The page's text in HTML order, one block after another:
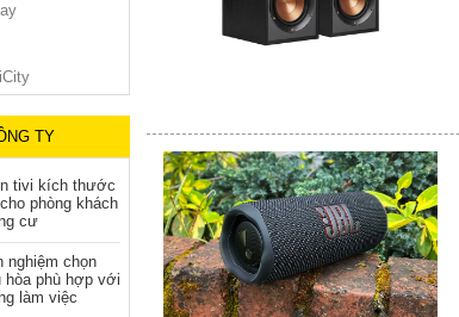
TY
tivi kích thước
phòng khách
cư
nghiệm chọn
hòa phù hợp với
làm việc